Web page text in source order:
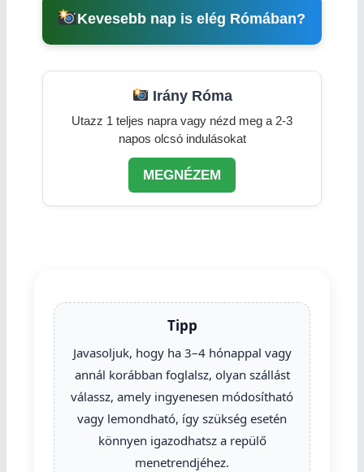
Kevesebb nap is elég Rómában?
Irány Róma
Utazz 1 teljes napra vagy nézd meg a 2-3
napos olcsó indulásokat
MEGNÉZEM
Tipp
Javasoljuk, hogy ha 3–4 hónappal vagy
annál korábban foglalsz, olyan szállást
válassz, amely ingyenesen módosítható
vagy lemondható, így szükség esetén
könnyen igazodhatsz a repülő
menetrendjéhez.